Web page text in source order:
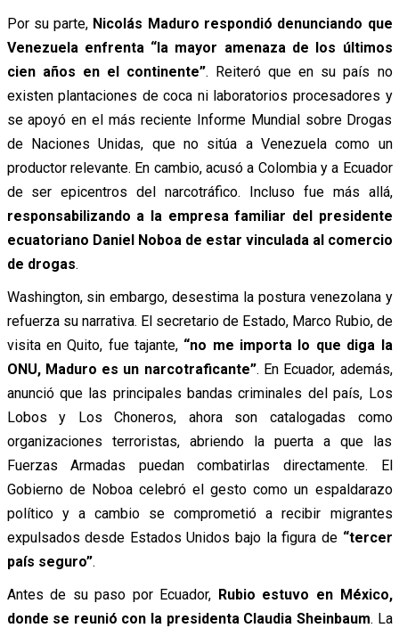
Por su parte, Nicolás Maduro respondió denunciando que
Venezuela enfrenta “la mayor amenaza de los últimos
cien años en el continente”. Reiteró que en su país no
existen plantaciones de coca ni laboratorios procesadores y
se apoyó en el más reciente Informe Mundial sobre Drogas
de Naciones Unidas, que no sitúa a Venezuela como un
productor relevante. En cambio, acusó a Colombia y a Ecuador
de ser epicentros del narcotráfico. Incluso fue más allá,
responsabilizando a la empresa familiar del presidente
ecuatoriano Daniel Noboa de estar vinculada al comercio
de drogas.
Washington, sin embargo, desestima la postura venezolana y
refuerza su narrativa. El secretario de Estado, Marco Rubio, de
visita en Quito, fue tajante, “no me importa lo que diga la
ONU, Maduro es un narcotraficante”. En Ecuador, además,
anunció que las principales bandas criminales del país, Los
Lobos y Los Choneros, ahora son catalogadas como
organizaciones terroristas, abriendo la puerta a que las
Fuerzas Armadas puedan combatirlas directamente. El
Gobierno de Noboa celebró el gesto como un espaldarazo
político y a cambio se comprometió a recibir migrantes
expulsados desde Estados Unidos bajo la figura de “tercer
país seguro”.
Antes de su paso por Ecuador, Rubio estuvo en México,
donde se reunió con la presidenta Claudia Sheinbaum. La